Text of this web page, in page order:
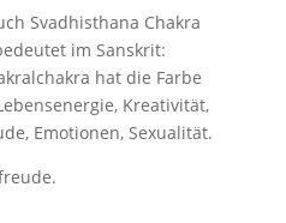
Svadhisthana Chakra
im Sanskrit:
hat die Farbe
Kreativität,
Emotionen, Sexualität.